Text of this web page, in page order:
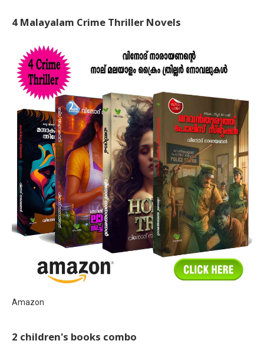
4 Malayalam Crime Thriller Novels
Amazon
2 children's books combo